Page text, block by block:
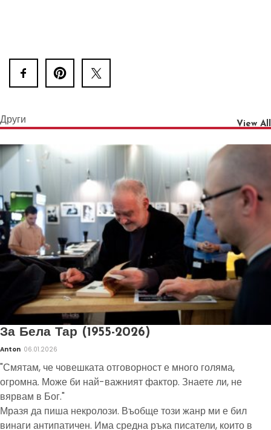
Други View All
За Бела Тар (1955-2026)
Anton 06.01.2026
"Смятам, че човешката отговорност е много голяма,
огромна. Може би най-важният фактор. Знаете ли, не
вярвам в Бог."
Мразя да пиша некролози. Въобще този жанр ми е бил
винаги антипатичен. Има средна ръка писатели, които в